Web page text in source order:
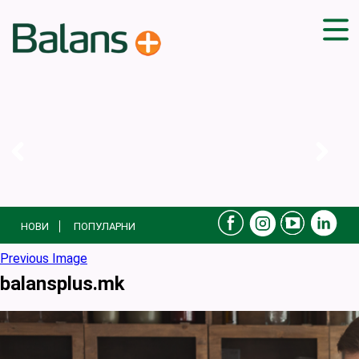
БЛОГ
ПРОИЗВОДИ
НОВИ ПОПУЛАРНИ
Previous Image
balansplus.mk